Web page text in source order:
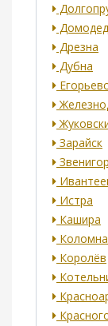
Дрезна
Дубна
Зарайск
Истра
Кашира
Коломна
Королёв